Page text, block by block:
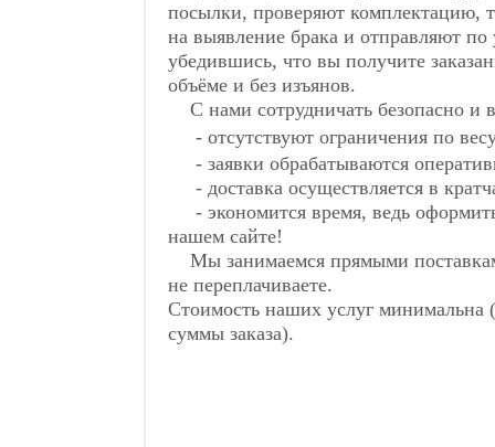
посылки, проверяют комплектацию,
на выявление брака и отправляют по
убедившись, что вы получите
объёме и без изъянов.
С нами сотрудничать безопасно и
- отсутствуют ограничения по
- заявки обрабатываются
- доставка осуществляется в
- экономится время, ведь оформить
нашем сайте!
Мы занимаемся прямыми
не переплачиваете.
Стоимость наших услуг минимальна
суммы заказа).